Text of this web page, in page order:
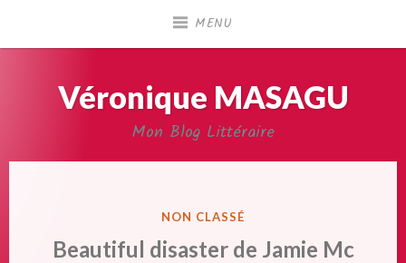
MENU
Véronique MASAGU
Mon Blog Littéraire
PUBLIÉ
NON CLASSÉ
Beautiful disaster de Jamie Mc